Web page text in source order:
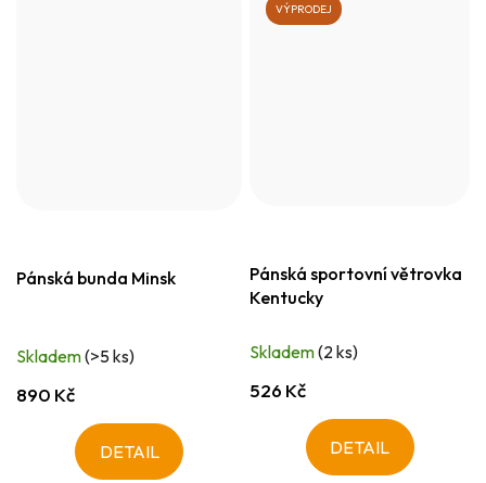
Pánská bunda Minsk
Skladem(>5 ks)
890 Kč
DETAIL
VÝPRODEJ
Pánská sportovní větrovka
Kentucky
Skladem(2 ks)
526 Kč
DETAIL